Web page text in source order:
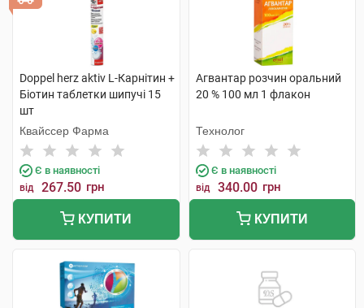
Doppel herz aktiv L-Карнітин +
Біотин таблетки шипучі 15
шт
Квайссер Фарма
Є в наявності
від 267.50 грн
КУПИТИ
Агвантар розчин оральний
20 % 100 мл 1 флакон
Технолог
Є в наявності
від 340.00 грн
КУПИТИ